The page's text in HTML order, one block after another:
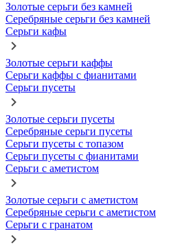
Золотые серьги без камней
Серебряные серьги без камней
Серьги кафы
Золотые серьги каффы
Серьги каффы с фианитами
Серьги пусеты
Золотые серьги пусеты
Серебряные серьги пусеты
Серьги пусеты с топазом
Серьги пусеты с фианитами
Серьги с аметистом
Золотые серьги с аметистом
Серебряные серьги с аметистом
Серьги с гранатом